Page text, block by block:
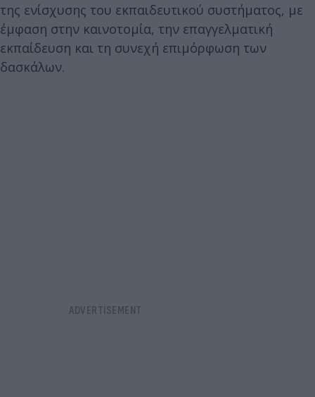
της ενίσχυσης του εκπαιδευτικού συστήματος, με
έμφαση στην καινοτομία, την επαγγελματική
εκπαίδευση και τη συνεχή επιμόρφωση των
δασκάλων.